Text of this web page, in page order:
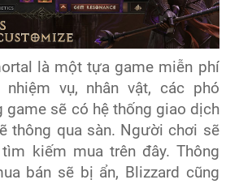
là một tựa game miễn phí
vụ, nhân vật, các phó
game sẽ có hệ thống giao dịch
thông qua sàn. Người chơi sẽ
kiếm mua trên đây. Thông
bán sẽ bị ẩn, Blizzard cũng